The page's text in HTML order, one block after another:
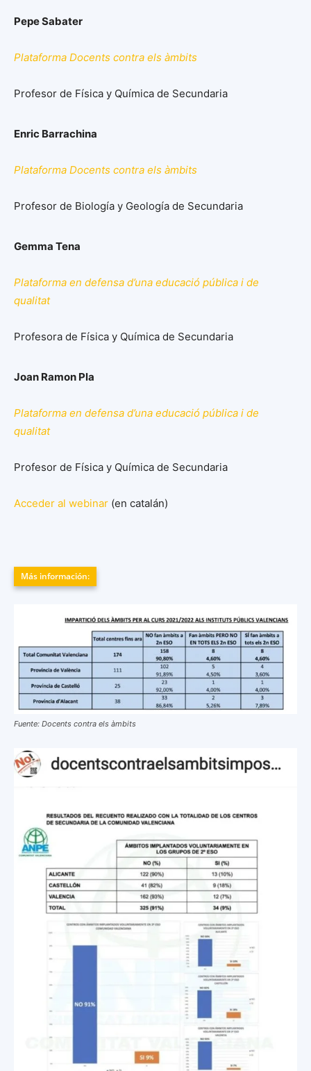
Pepe Sabater
Plataforma Docents contra els àmbits
Profesor de Física y Química de Secundaria
Enric Barrachina
Plataforma Docents contra els àmbits
Profesor de Biología y Geología de Secundaria
Gemma Tena
Plataforma en defensa d’una educació pública i de
qualitat
Profesora de Física y Química de Secundaria
Joan Ramon Pla
Plataforma en defensa d’una educació pública i de
qualitat
Profesor de Física y Química de Secundaria
Acceder al webinar (en catalán)
Más información:
Fuente: Docents contra els àmbits